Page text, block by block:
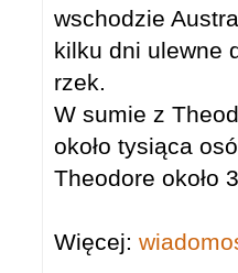
wschodzie
kilku dni ulewne
rzek.
W sumie z
około tysiąca
Theodore około
Więcej: